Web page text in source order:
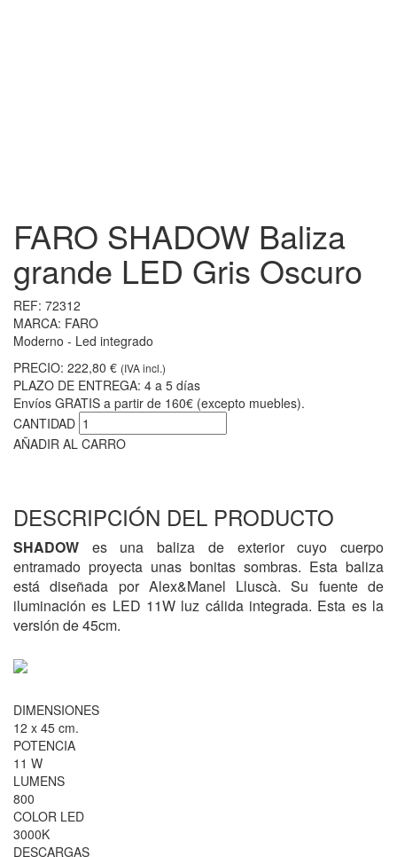
FARO SHADOW Baliza
grande LED Gris Oscuro
REF: 72312
MARCA: FARO
Moderno - Led integrado
PRECIO: 222,80 € (IVA incl.)
PLAZO DE ENTREGA: 4 a 5 días
Envíos GRATIS a partir de 160€ (excepto muebles).
CANTIDAD
AÑADIR AL CARRO
DESCRIPCIÓN DEL PRODUCTO
SHADOW es una baliza de exterior cuyo cuerpo
entramado proyecta unas bonitas sombras. Esta baliza
está diseñada por Alex&Manel Lluscà. Su fuente de
iluminación es LED 11W luz cálida integrada. Esta es la
versión de 45cm.
DIMENSIONES
12 x 45 cm.
POTENCIA
11 W
LUMENS
800
COLOR LED
3000K
DESCARGAS